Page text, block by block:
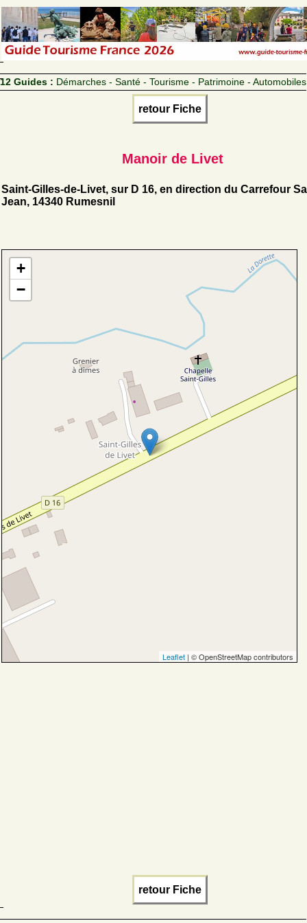
12 Guides : Démarches - Santé - Tourisme - Patrimoine - Automobiles
retour Fiche
Manoir de Livet
Saint-Gilles-de-Livet, sur D 16, en direction du Carrefour
Jean, 14340 Rumesnil
+
−
Leaflet | © OpenStreetMap contributors
retour Fiche